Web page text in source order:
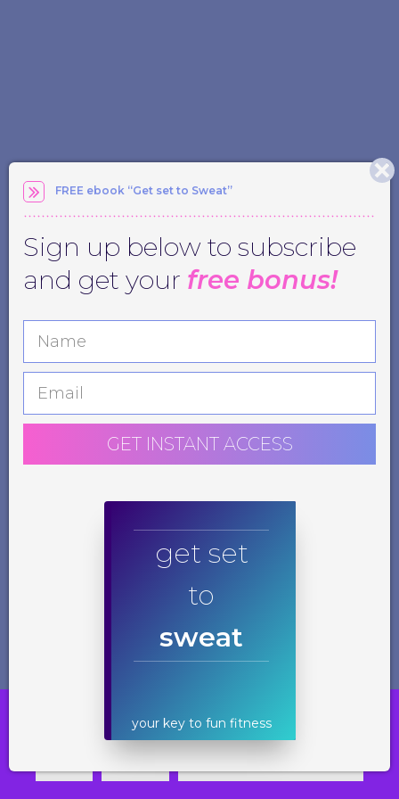
FREE ebook “Get set to Sweat”
Sign up below to subscribe
and get your free bonus!
get set
to
sweat
your key to fun fitness
GET INSTANT ACCESS
nutzt, gehen wir von deinem Einverständnis aus.